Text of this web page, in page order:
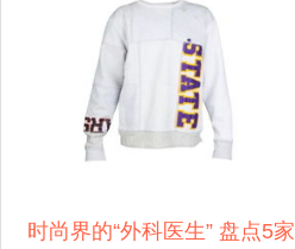
时尚界的“外科医生” 盘点5家